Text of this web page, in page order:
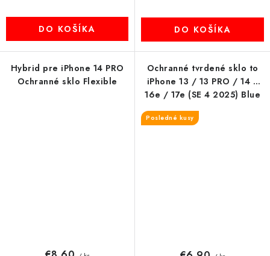
DO KOŠÍKA DO KOŠÍKA
Hybrid pre iPhone 14 PRO
Ochranné sklo Flexible
Ochranné tvrdené sklo to
iPhone 13 / 13 PRO / 14 /
16e / 17e (SE 4 2025) Blue
Star
Posledné kusy